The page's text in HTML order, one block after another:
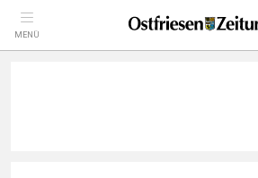
MENÜ